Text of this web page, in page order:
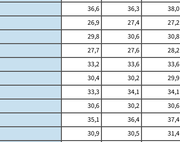
36,6 36,3 38,0
26,9 27,4 27,2
29,8 30,6 30,8
27,7 27,6 28,2
33,2 33,6 33,6
30,4 30,2 29,9
33,3 34,1 34,1
30,6 30,2 30,6
35,1 36,4 37,4
30,9 30,5 31,4